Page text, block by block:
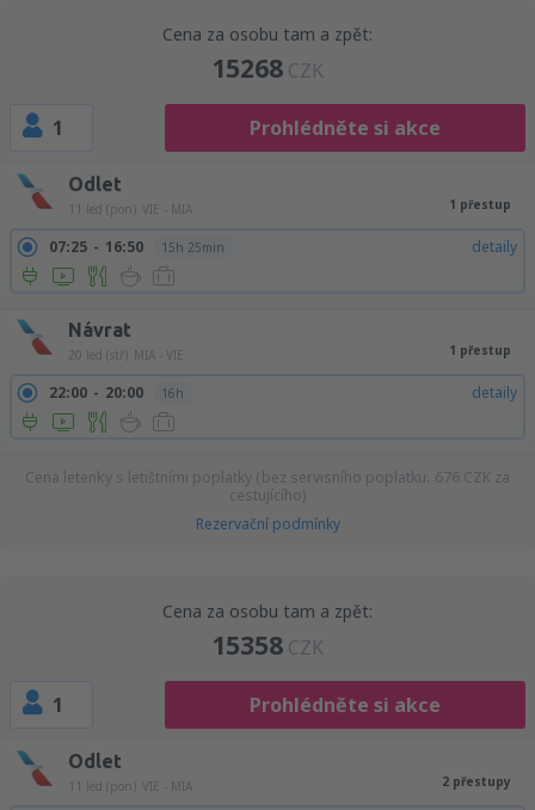
Cena za osobu tam a zpět:
15268 CZK
1 Prohlédněte si akce
Odlet
11 led (pon) VIE - MIA 1 přestup
07:25 16:50 15h 25min detaily
Návrat
20 led (stř) MIA - VIE 1 přestup
22:00 20:00 16h detaily
Cena letenky s letištními poplatky (bez servisního poplatku: 676 CZK za
cestujícího)
Rezervační podmínky
Cena za osobu tam a zpět:
15358 CZK
1 Prohlédněte si akce
Odlet
11 led (pon) VIE - MIA 2 přestupy